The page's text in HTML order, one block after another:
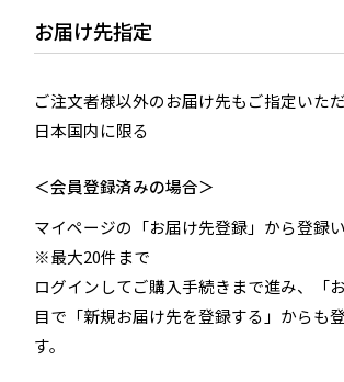
お届け先指定
ご注文者様以外のお届け先もご指定い
日本国内に限る
＜会員登録済みの場合＞
マイページの「お届け先登録」から登録い
※最大20件まで
ログインしてご購入手続きまで進み、「
目で「新規お届け先を登録する」からも
す。